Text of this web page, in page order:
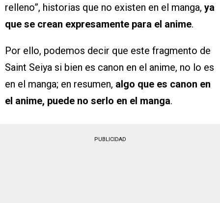
relleno”, historias que no existen en el manga, ya
que se crean expresamente para el anime.
Por ello, podemos decir que este fragmento de
Saint Seiya si bien es canon en el anime, no lo es
en el manga; en resumen, algo que es canon en
el anime, puede no serlo en el manga.
PUBLICIDAD